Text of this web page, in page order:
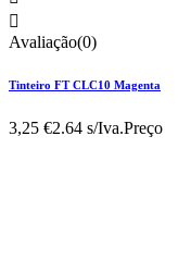

Avaliação(0)
Tinteiro FT CLC10 Magenta
3,25 €2.64 s/Iva.Preço